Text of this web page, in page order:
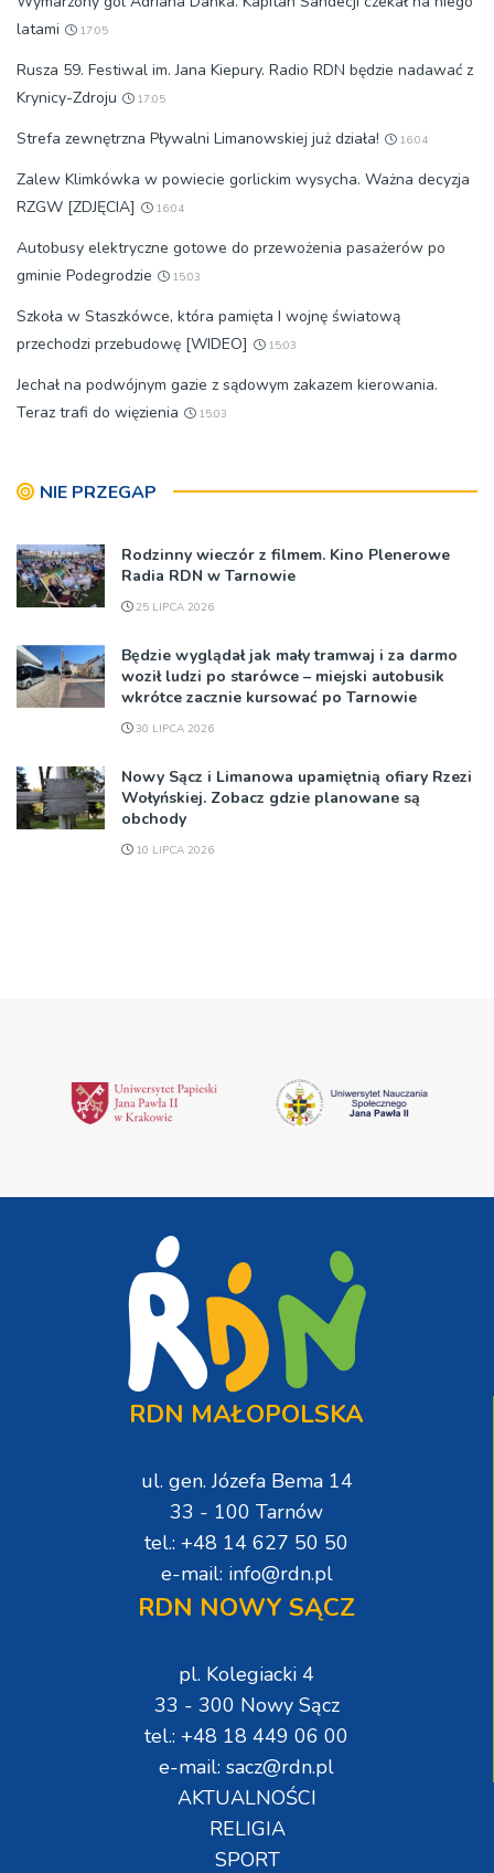
latami
17:05
Rusza 59. Festiwal im. Jana Kiepury. Radio RDN będzie nadawać z
Krynicy-Zdroju
17:05
Strefa zewnętrzna Pływalni Limanowskiej już działa! 16:04
Zalew Klimkówka w powiecie gorlickim wysycha. Ważna decyzja
RZGW [ZDJĘCIA]
16:04
Autobusy elektryczne gotowe do przewożenia pasażerów po
gminie Podegrodzie
15:03
Szkoła w Staszkówce, która pamięta I wojnę światową
przechodzi przebudowę [WIDEO]
15:03
Jechał na podwójnym gazie z sądowym zakazem kierowania.
Teraz trafi do więzienia
15:03
NIE PRZEGAP
Rodzinny wieczór z filmem. Kino Plenerowe
Radia RDN w Tarnowie
25 LIPCA 2026
Będzie wyglądał jak mały tramwaj i za darmo
woził ludzi po starówce – miejski autobusik
wkrótce zacznie kursować po Tarnowie
30 LIPCA 2026
Nowy Sącz i Limanowa upamiętnią ofiary Rzezi
Wołyńskiej. Zobacz gdzie planowane są
obchody
10 LIPCA 2026
RDN MAŁOPOLSKA
ul. gen. Józefa Bema 14
33 - 100 Tarnów
tel.: +48 14 627 50 50
e-mail: info@rdn.pl
RDN NOWY SĄCZ
pl. Kolegiacki 4
33 - 300 Nowy Sącz
tel.: +48 18 449 06 00
e-mail: sacz@rdn.pl
AKTUALNOŚCI
RELIGIA
SPORT